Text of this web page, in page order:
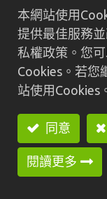
Previous
本網站使用
提供最佳服務
私權政策。您
Cookies。若您
站使用Cookies
同意
閱讀更多